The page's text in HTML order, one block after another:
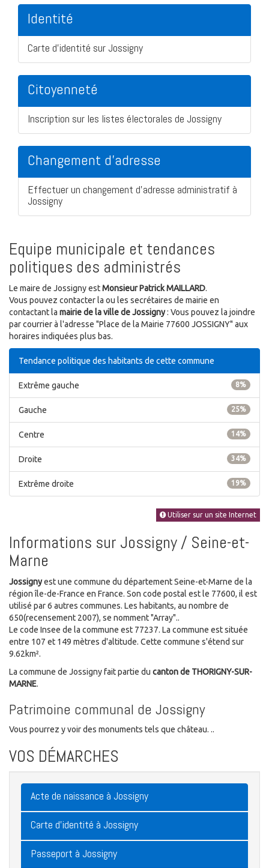
Identité
Carte d'identité sur Jossigny
Citoyenneté
Inscription sur les listes électorales de Jossigny
Changement d'adresse
Effectuer un changement d'adresse administratif à
Jossigny
Equipe municipale et tendances
politiques des administrés
Le maire de Jossigny estMonsieur Patrick MAILLARD.
Vous pouvez contacter la ou les secrétaires de mairie en
contactant la mairie de la ville de Jossigny: Vous pouvez la joindre
par courrier à l'adresse "Place de la Mairie 77600 JOSSIGNY" aux
horaires indiquées plus bas.
Tendance politique des habitants de cette commune
8%
Extrême gauche
25%
Gauche
14%
Centre
34%
Droite
19%
Extrême droite
Utiliser sur un site Internet
Informations sur Jossigny / Seine-et-
Marne
Jossignyest une commune du département Seine-et-Marne de la
région île-de-France en France. Son code postal est le 77600, il est
utilisé par 6 autres communes. Les habitants, au nombre de
650(recensement 2007), se nomment "Array"..
Le code Insee de la commune est 77237. La commune est située
entre 107 et 149 mètres d'altitude. Cette commune s'étend sur
9.62km².
La commune de Jossigny fait partie du canton de THORIGNY-SUR-
MARNE.
Patrimoine communal de Jossigny
Vous pourrez y voir des monuments tels que château. ..
VOS DÉMARCHES
Acte de naissance à Jossigny
Carte d'identité à Jossigny
Passeport à Jossigny